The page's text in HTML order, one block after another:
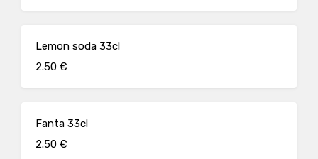
Lemon soda 33cl
2.50 €
Fanta 33cl
2.50 €